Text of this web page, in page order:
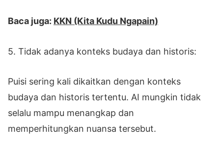
Baca juga: KKN (Kita Kudu Ngapain)
5. Tidak adanya konteks budaya dan historis:
Puisi sering kali dikaitkan dengan konteks
budaya dan historis tertentu. AI mungkin tidak
selalu mampu menangkap dan
memperhitungkan nuansa tersebut.